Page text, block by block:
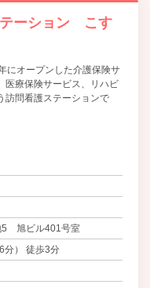
ーション こす
にオープンした介護保険サ
医療保険サービス、リハビ
訪問看護ステーションで
5 旭ビル401号室
分） 徒歩3分